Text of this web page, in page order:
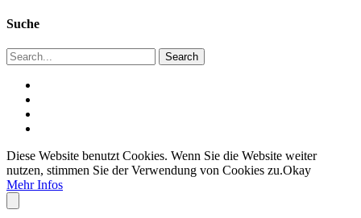
Suche
Diese Website benutzt Cookies. Wenn Sie die Website weiter
nutzen, stimmen Sie der Verwendung von Cookies zu.Okay
Mehr Infos